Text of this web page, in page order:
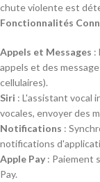
chute violente est
Fonctionnalités
Appels et Messages :
appels et des
cellulaires).
Siri : L'assistant vocal
vocales, envoyer des
Notifications :
notifications
Apple Pay : Paiement
Pay.